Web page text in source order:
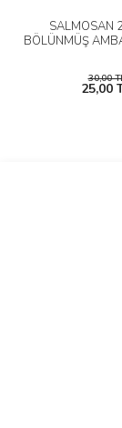
SALMOSAN
BÖLÜNMÜŞ
30,00
25,00